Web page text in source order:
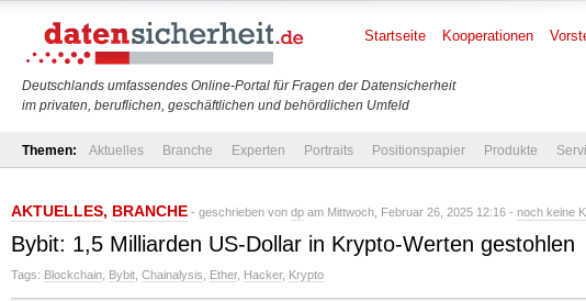
Deutschlands umfassendes Online-Portal für Fragen der Datensicherheit
im privaten, beruflichen, geschäftlichen und behördlichen Umfeld
Startseite Kooperationen
Themen: Aktuelles Branche Experten Portraits Positionspapier Produkte
AKTUELLES, BRANCHE - geschrieben von dp am Mittwoch, Februar 26, 2025 12:16 - noch keine
Bybit: 1,5 Milliarden US-Dollar in Krypto-Werten gestohlen
Tags: Blockchain Bybit Chainalysis Ether, Hacker, Krypto